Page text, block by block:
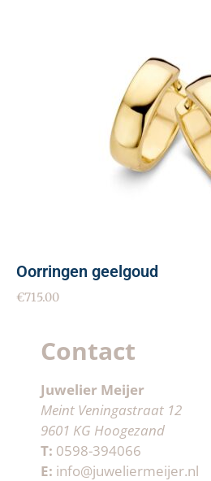
Oorringen geelgoud
€715.00
Contact
Juwelier Meijer
Meint Veningastraat 12
9601 KG Hoogezand
T: 0598-394066
E: info@juweliermeijer.nl